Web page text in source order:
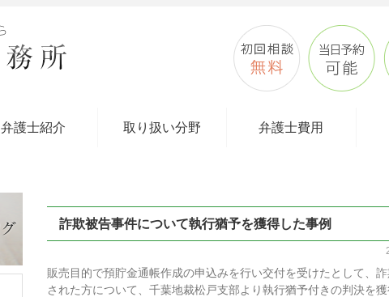
弁護士紹介 取り扱い分野 弁護士費用
詐欺被告事件について執行猶予を獲得した事例
販売目的で預貯金通帳作成の申込みを行い交付を受けたとして、
された方について、千葉地裁松戸支部より執行猶予付きの判決を獲